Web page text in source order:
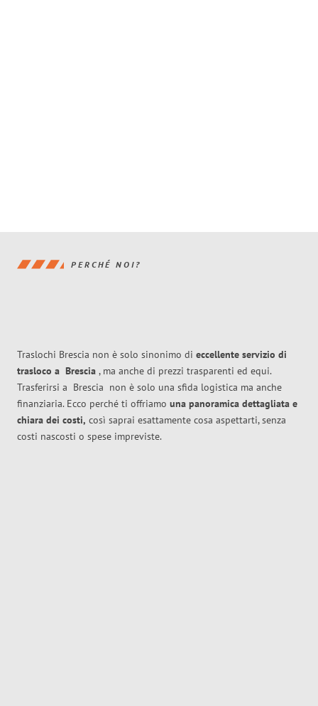
PERCHÉ NOI?
Traslochi Brescia non è solo sinonimo di eccellente servizio di
trasloco a Brescia , ma anche di prezzi trasparenti ed equi.
Trasferirsi a Brescia non è solo una sfida logistica ma anche
finanziaria. Ecco perché ti offriamo una panoramica dettagliata e
chiara dei costi, così saprai esattamente cosa aspettarti, senza
costi nascosti o spese impreviste.